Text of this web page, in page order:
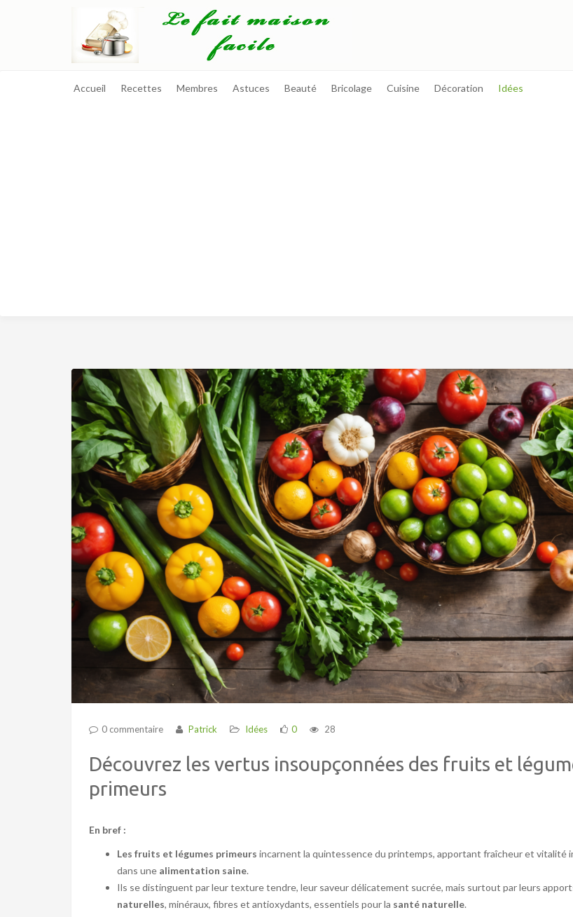
Accueil Recettes Membres Astuces Beauté Bricolage Cuisine Décoration Idées
0 commentaire Patrick Idées 0 28
Découvrez les vertus insoupçonnées des fruits et
primeurs
En bref :
Les fruits et légumes primeurs incarnent la quintessence du printemps, apportant fraîcheur et vitalité
dans une alimentation saine.
Ils se distinguent par leur texture tendre, leur saveur délicatement sucrée, mais surtout par leurs
naturelles, minéraux, fibres et antioxydants, essentiels pour la santé naturelle.